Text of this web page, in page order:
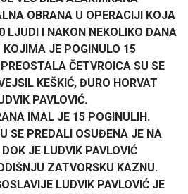
OBRANA U OPERACIJI KOJA
LJUDI I NAKON NEKOLIKO DANA
KOJIMA JE POGINULO 15
ČETVROICA SU SE
KEŠKIĆ, ĐURO HORVAT
PAVLOVIĆ.
IMAL JE 15 POGINULIH.
SE PREDALI OSUĐENA JE NA
JE LUDVIK PAVLOVIĆ
ZATVORSKU KAZNU.
LUDVIK PAVLOVIĆ JE